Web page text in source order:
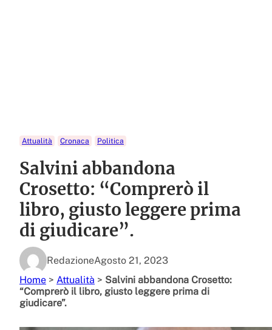
Attualità Cronaca Politica
Salvini abbandona
Crosetto: “Comprerò il
libro, giusto leggere prima
di giudicare”.
RedazioneAgosto 21, 2023
Home > Attualità > Salvini abbandona Crosetto:
“Comprerò il libro, giusto leggere prima di
giudicare”.